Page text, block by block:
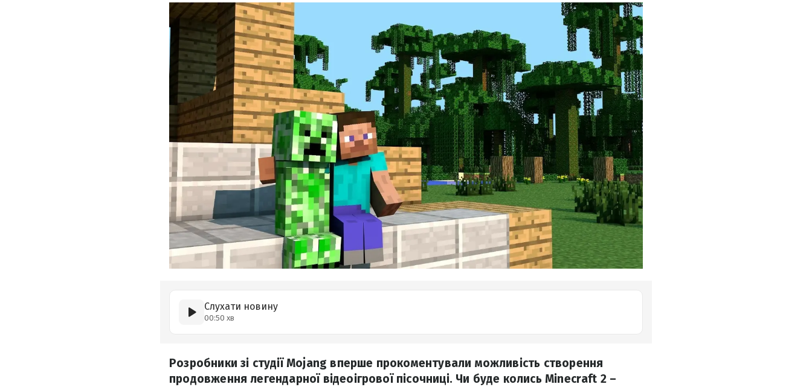
Слухати новину
00:50 хв
Розробники зі студії Mojang вперше прокоментували можливість створення
продовження легендарної відеоігрової пісочниці. Чи буде колись Minecraft 2 –